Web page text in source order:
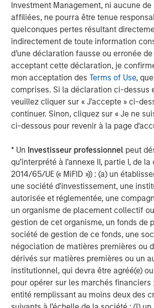
Investment Management, ni aucune de
affiliées, ne pourra être tenue
quelconques pertes résultant
indirectement de toute information
d’une déclaration fausse ou erronée de
acceptant cette déclaration, je
mon acceptation desTerms of Use,
comprises. Si la déclaration ci-dessus
veuillez cliquer sur « J'accepte » ci-
continuer. Sinon, cliquez sur « Je ne
ci-dessous pour revenir à la page
* Un Investisseur professionnel peut
qu’interprété à l’annexe II, partie I, de
2014/65/UE (« MiFID »)) : (a) un
une société d'investissement, une
autorisée et réglementée, une
un organisme de placement collectif
gestion de cet organisme, un fonds de
société de gestion de ce fonds, une
négociation de matières premières ou
dérivés sur matières premières ou un
institutionnel, qui devra être agréé(e)
pour opérer sur les marchés financiers
entité remplissant au moins deux des
The MSIM Quantitative
Strategy Model: A Factor-Based
Approach to Managing Interest
Anton Heese and Matas Vala explore
Quantitative Duration Strategy
proprietary tools the team uses to
investment process, as it helps
and rigour with identifying and
relevant and important data.
5 AOÛT 2026
Risk Considerations
Diversificationdoes not eliminate the risk of
assurance that the Strategy will achieve its
objective. Portfolios are subject to market
possibility that the market values of
portfolio will decline and that the value of
therefore be less than what you paid for
can change daily due to economic and other
disasters, health crises, terrorism, conflicts
that affect markets, countries, companies or